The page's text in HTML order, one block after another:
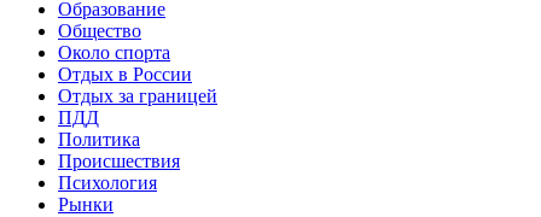
Образование
Общество
Около спорта
Отдых в России
Отдых за границей
ПДД
Политика
Происшествия
Психология
Рынки